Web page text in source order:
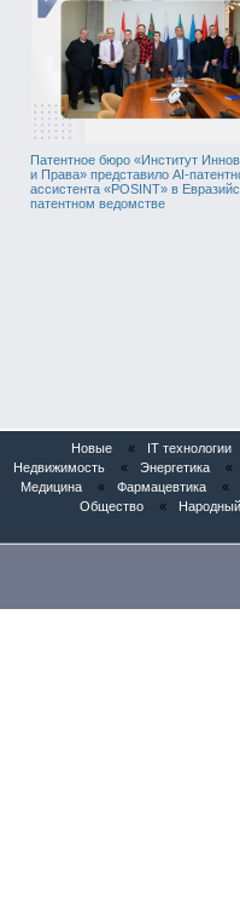
Патентное бюро «Институт
и Права» представило AI-
ассистента «POSINT» в
патентном ведомстве
Новые « IT технологии
Недвижимость
« Энергетика «
Медицина
« Фармацевтика «
Общество
«